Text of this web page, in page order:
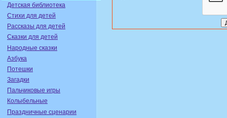
Детская библиотека
Стихи для детей
Рассказы для детей
Сказки для детей
Народные сказки
Азбука
Потешки
Загадки
Пальчиковые игры
Колыбельные
Праздничные сценарии